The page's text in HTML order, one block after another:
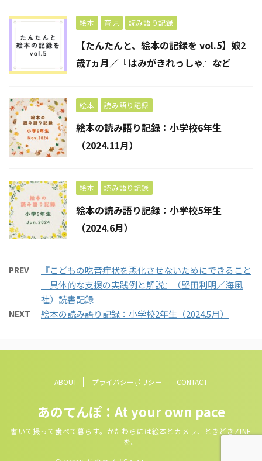
絵本 育児 読み語り記録
【たんたんと、絵本の記録を vol.5】娘2
歳7ヵ月／『はみがきれっしゃ』など
絵本 読み語り記録
絵本の読み語り記録：小学校6年生
（2024.11月）
絵本 読み語り記録
絵本の読み語り記録：小学校5年生
（2024.6月）
PREV
『こどもの吃音症状を悪化させないためにできること
─具体的な支援の実践例と解説』（堅田利明／海風
社）読書記録
NEXT 絵本の読み語り記録：小学校2年生（2024.5月）
ABOUT プライバシーポリシー CONTACT
あのてんぽ：At your own pace
書いて撮って食べて暮らす。かたわらには絵本とカメラ、ときどきZINE
を。